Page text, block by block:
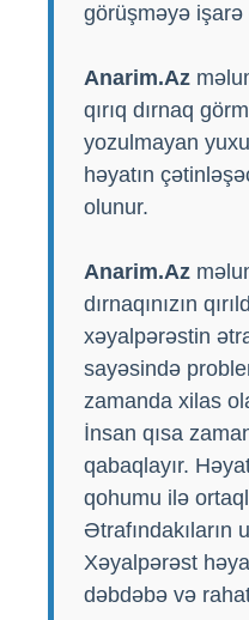
görüşməyə işarə
Anarim.Az
qırıq dırnaq
yozulmayan
həyatın
olunur.
Anarim.Az
dırnaqınızın
xəyalpərəstin
sayəsində
zamanda xilas
İnsan qısa
qabaqlayır.
qohumu ilə
Ətrafındakıların
Xəyalpərəst
dəbdəbə və